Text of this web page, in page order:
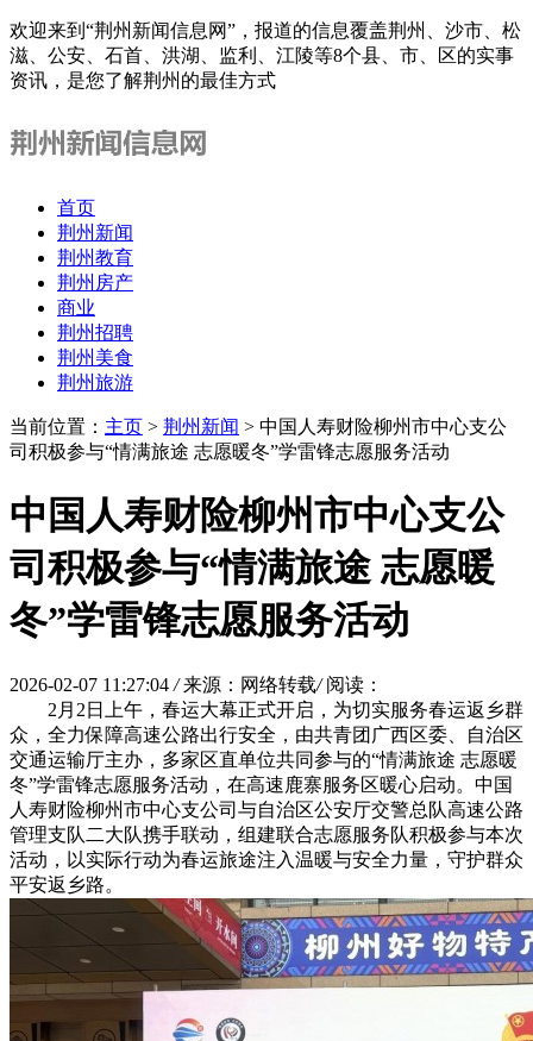
欢迎来到“荆州新闻信息网”，报道的信息覆盖荆州、沙市、松
滋、公安、石首、洪湖、监利、江陵等8个县、市、区的实事
资讯，是您了解荆州的最佳方式
首页
荆州新闻
荆州教育
荆州房产
商业
荆州招聘
荆州美食
荆州旅游
当前位置： 主页 > 荆州新闻 > 中国人寿财险柳州市中心支公
司积极参与“情满旅途 志愿暖冬”学雷锋志愿服务活动
中国人寿财险柳州市中心支公
司积极参与“情满旅途 志愿暖
冬”学雷锋志愿服务活动
2026-02-07 11:27:04 / 来源：网络转载/ 阅读：
2月2日上午，春运大幕正式开启，为切实服务春运返乡群
众，全力保障高速公路出行安全，由共青团广西区委、自治区
交通运输厅主办，多家区直单位共同参与的“情满旅途 志愿暖
冬”学雷锋志愿服务活动，在高速鹿寨服务区暖心启动。中国
人寿财险柳州市中心支公司与自治区公安厅交警总队高速公路
管理支队二大队携手联动，组建联合志愿服务队积极参与本次
活动，以实际行动为春运旅途注入温暖与安全力量，守护群众
平安返乡路。